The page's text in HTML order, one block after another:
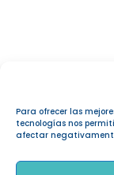
Para ofrecer las
tecnologías nos
afectar